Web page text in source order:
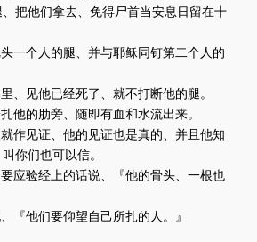
把他们拿去、免得尸首当安息日留在十
一个人的腿、并与耶稣同钉第二个人的
、见他已经死了、就不打断他的腿。
他的肋旁、随即有血和水流出来。
作见证、他的见证也是真的、并且他知
你们也可以信。
应验经上的话说、『他的骨头、一根也
『他们要仰望自己所扎的人。』